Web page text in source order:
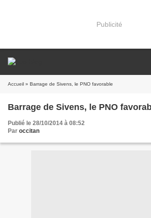
Publicité
Accueil » Barrage de Sivens, le PNO favorable
Barrage de Sivens, le PNO
Publié le 28/10/2014 à 08:52
Par occitan